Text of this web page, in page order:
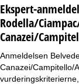
Ekspert-
Rodella/
Canazei/
Anmeldelsen
Canazei/Campitello/